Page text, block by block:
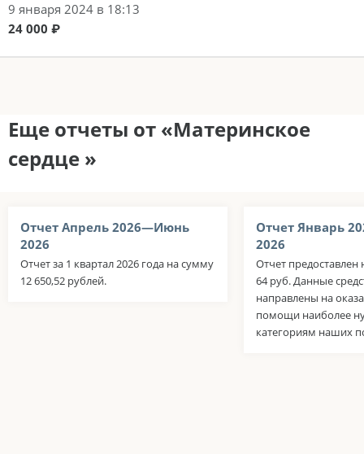
9 января 2024 в 18:13
24 000 ₽
Еще отчеты от «Материнское
сердце »
Отчет Апрель 2026—Июнь
2026
Отчет за 1 квартал 2026 года на сумму
12 650,52 рублей.
Отчет Январь
2026
Отчет предоставлен
64 руб. Данные
направлены на
помощи наиболее
категориям наших